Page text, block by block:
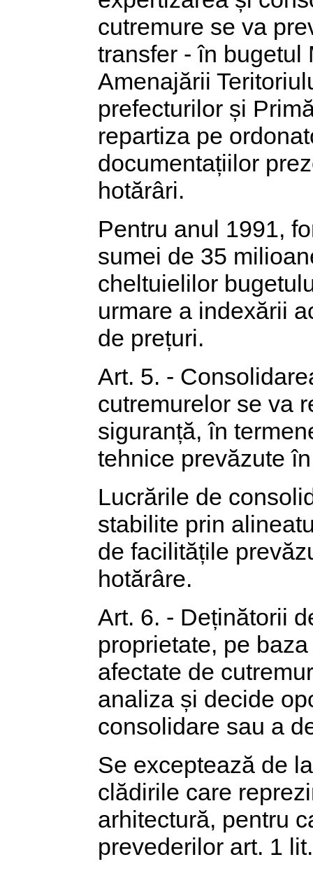
cutremure se va
transfer - în bugetul
Amenajării
prefecturilor și
repartiza pe
documentațiilor
hotărâri.
Pentru anul 1991,
sumei de 35
cheltuielilor
urmare a indexării
de prețuri.
Art. 5. -
cutremurelor se va
siguranță, în
tehnice prevăzute
Lucrările de
stabilite prin
de facilitățile
hotărâre.
Art. 6. - Deținătorii
proprietate, pe
afectate de
analiza și decide
consolidare sau a
Se exceptează de
clădirile care
arhitectură, pentru
prevederilor art. 1